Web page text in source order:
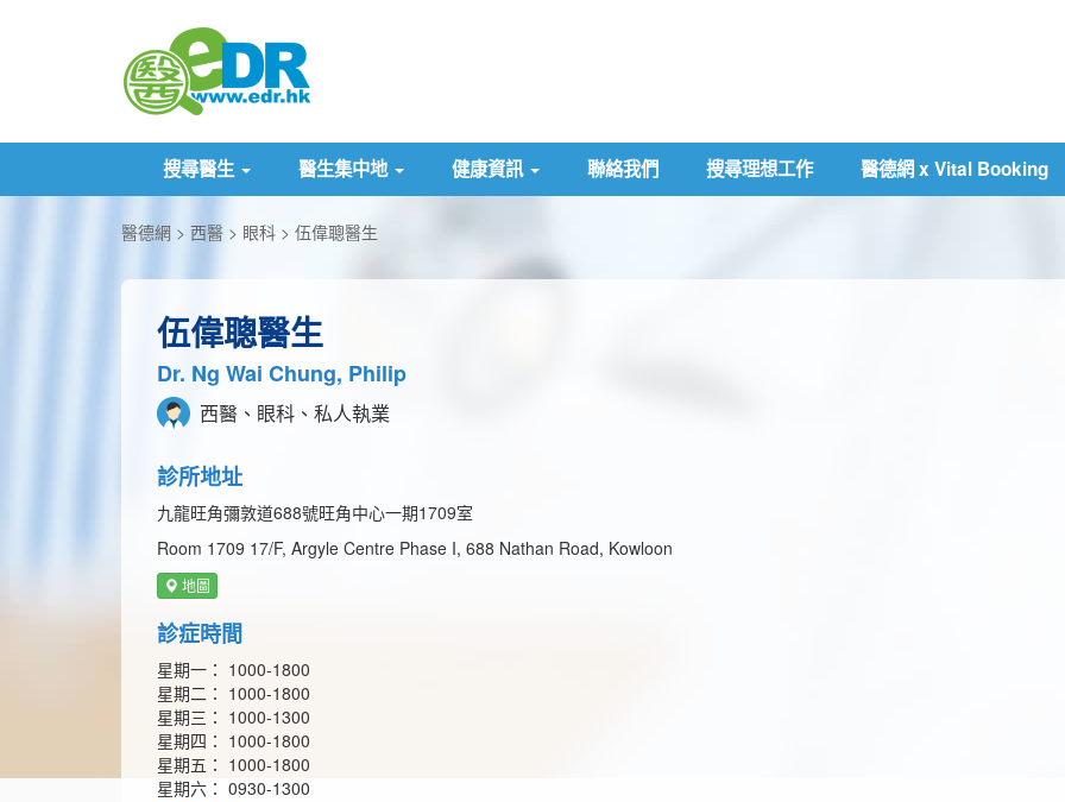
搜尋醫生 醫生集中地 健康資訊 聯絡我們 搜尋理想工作 醫德網 x Vital Booking
醫德網 西醫 眼科 伍偉聰醫生
伍偉聰醫生
Dr. Ng Wai Chung, Philip
西醫、眼科、私人執業
診所地址
九龍旺角彌敦道688號旺角中心一期1709室
Room 1709 17/F, Argyle Centre Phase I, 688 Nathan Road, Kowloon
地圖
診症時間
星期一： 1000-1800
星期二： 1000-1800
星期三： 1000-1300
星期四： 1000-1800
星期五： 1000-1800
星期六： 0930-1300